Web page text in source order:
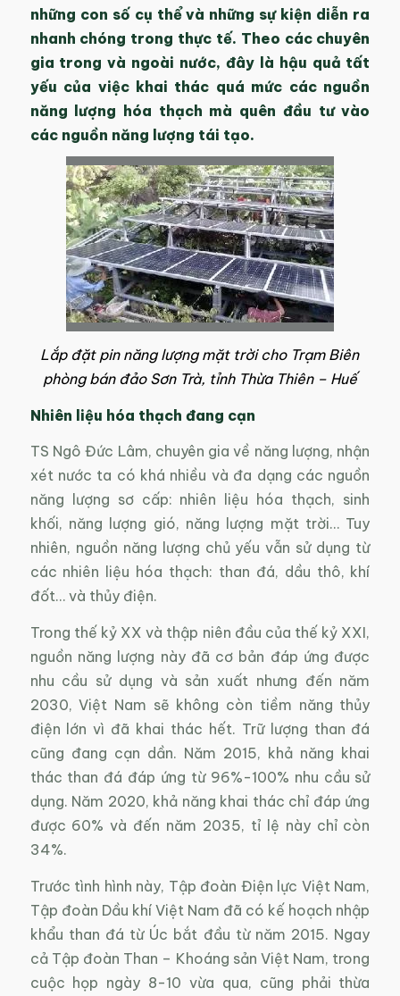
những con số cụ thể và những sự kiện diễn ra
nhanh chóng trong thực tế. Theo các chuyên
gia trong và ngoài nước, đây là hậu quả tất
yếu của việc khai thác quá mức các nguồn
năng lượng hóa thạch mà quên đầu tư vào
các nguồn năng lượng tái tạo.
Lắp đặt pin năng lượng mặt trời cho Trạm Biên
phòng bán đảo Sơn Trà, tỉnh Thừa Thiên – Huế
Nhiên liệu hóa thạch đang cạn
TS Ngô Đức Lâm, chuyên gia về năng lượng, nhận
xét nước ta có khá nhiều và đa dạng các nguồn
năng lượng sơ cấp: nhiên liệu hóa thạch, sinh
khối, năng lượng gió, năng lượng mặt trời… Tuy
nhiên, nguồn năng lượng chủ yếu vẫn sử dụng từ
các nhiên liệu hóa thạch: than đá, dầu thô, khí
đốt… và thủy điện.
Trong thế kỷ XX và thập niên đầu của thế kỷ XXI,
nguồn năng lượng này đã cơ bản đáp ứng được
nhu cầu sử dụng và sản xuất nhưng đến năm
2030, Việt Nam sẽ không còn tiềm năng thủy
điện lớn vì đã khai thác hết. Trữ lượng than đá
cũng đang cạn dần. Năm 2015, khả năng khai
thác than đá đáp ứng từ 96%-100% nhu cầu sử
dụng. Năm 2020, khả năng khai thác chỉ đáp ứng
được 60% và đến năm 2035, tỉ lệ này chỉ còn
34%.
Trước tình hình này, Tập đoàn Điện lực Việt Nam,
Tập đoàn Dầu khí Việt Nam đã có kế hoạch nhập
khẩu than đá từ Úc bắt đầu từ năm 2015. Ngay
cả Tập đoàn Than – Khoáng sản Việt Nam, trong
cuộc họp ngày 8-10 vừa qua, cũng phải thừa